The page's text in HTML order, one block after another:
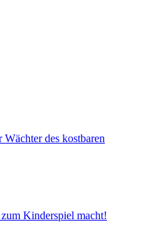
des kostbaren
Kinderspiel macht!